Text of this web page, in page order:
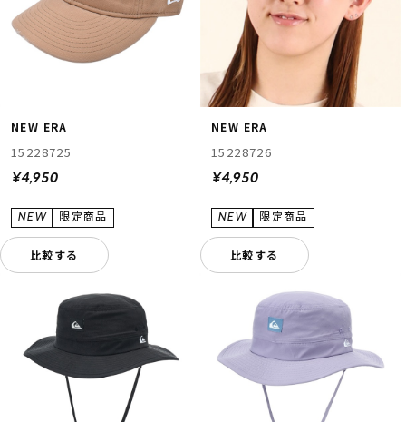
NEW ERA
15228725
¥4,950
比較する
NEW ERA
15228726
¥4,950
比較する